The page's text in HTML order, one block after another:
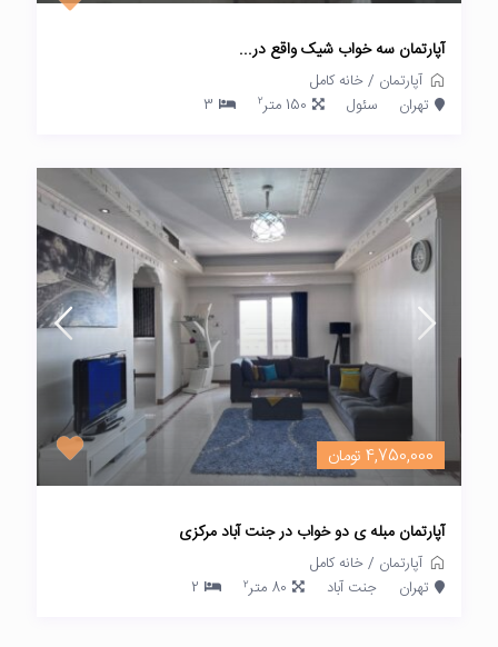
آپارتمان سه خواب شیک واقع در...
آپارتمان /خانه کامل
تهران
سئول 150 متر 2
3
4,750,000 تومان
آپارتمان مبله ی دو خواب در جنت آباد مرکزی
آپارتمان /خانه کامل
تهران
جنت آباد 80 متر 2
2